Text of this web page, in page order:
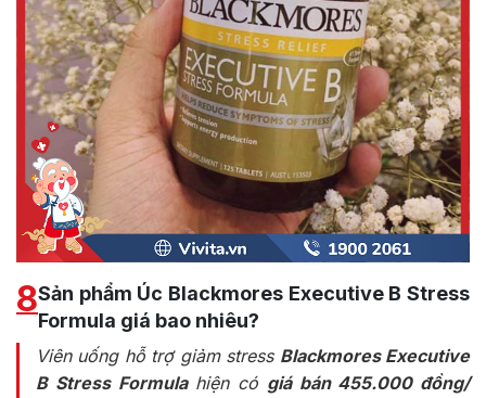
8Sản phẩm Úc Blackmores Executive B Stress
Formula giá bao nhiêu?
Viên uống hỗ trợ giảm stress Blackmores Executive
B Stress Formulahiện có giá bán 455.000 đồng/